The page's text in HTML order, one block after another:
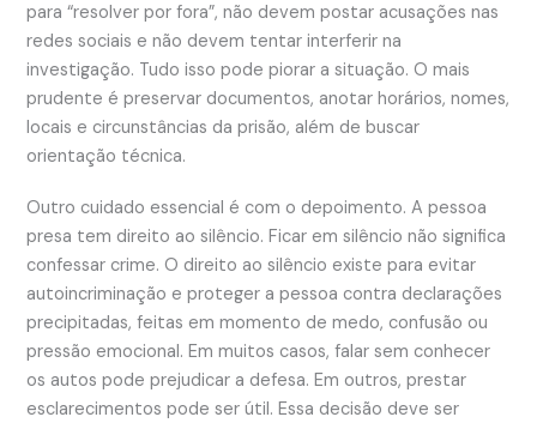
para “resolver por fora”, não devem postar acusações nas
redes sociais e não devem tentar interferir na
investigação. Tudo isso pode piorar a situação. O mais
prudente é preservar documentos, anotar horários, nomes,
locais e circunstâncias da prisão, além de buscar
orientação técnica.
Outro cuidado essencial é com o depoimento. A pessoa
presa tem direito ao silêncio. Ficar em silêncio não significa
confessar crime. O direito ao silêncio existe para evitar
autoincriminação e proteger a pessoa contra declarações
precipitadas, feitas em momento de medo, confusão ou
pressão emocional. Em muitos casos, falar sem conhecer
os autos pode prejudicar a defesa. Em outros, prestar
esclarecimentos pode ser útil. Essa decisão deve ser